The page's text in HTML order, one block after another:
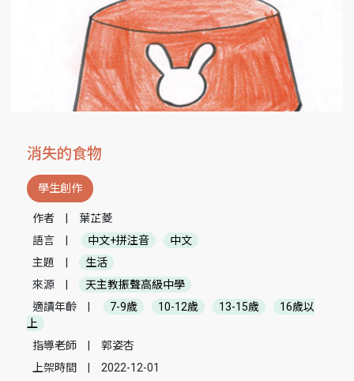
消失的食物
學生創作
作者
葉芷菱
語言
中文+拼注音
中文
主題
生活
來源
天主教振聲高級中學
適讀年齡
7-9歲 10-12歲 13-15歲
16歲以
上
指導老師
郭姿杏
上架時間
2022-12-01